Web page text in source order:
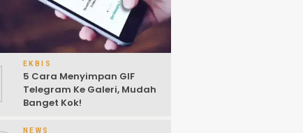
EKBIS
5 Cara Menyimpan GIF
Telegram Ke Galeri, Mudah
Banget Kok!
NEWS